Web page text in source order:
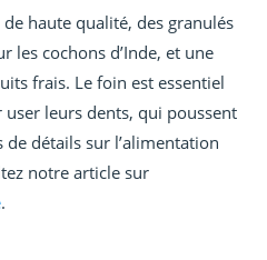
haute qualité, des granulés
les cochons d’Inde, et une
frais. Le foin est essentiel
leurs dents, qui poussent
détails sur l’alimentation
notre article sur
.